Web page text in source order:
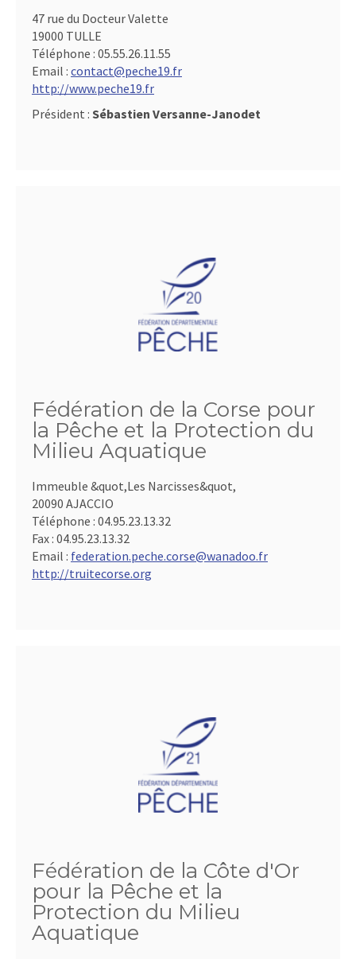
47 rue du Docteur Valette
19000 TULLE
Téléphone : 05.55.26.11.55
Email : contact@peche19.fr
http://www.peche19.fr
Président : Sébastien Versanne-Janodet
Fédération de la Corse pour
la Pêche et la Protection du
Milieu Aquatique
Immeuble &quot,Les Narcisses&quot,
20090 AJACCIO
Téléphone : 04.95.23.13.32
Fax : 04.95.23.13.32
Email : federation.peche.corse@wanadoo.fr
http://truitecorse.org
Fédération de la Côte d'Or
pour la Pêche et la
Protection du Milieu
Aquatique